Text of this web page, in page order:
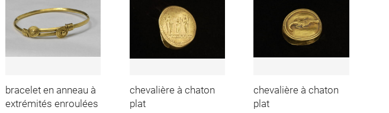
bracelet en anneau à
extrémités enroulées
chevalière à chaton
plat
chevalière à chaton
plat